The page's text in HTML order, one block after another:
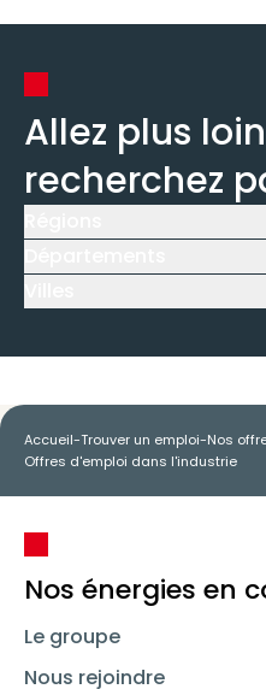
Allez plus
recherchez
Accueil-Trouver un emploi-Nos
Offres d'emploi dans l'industrie
Nos énergies en
Le groupe
Nous rejoindre